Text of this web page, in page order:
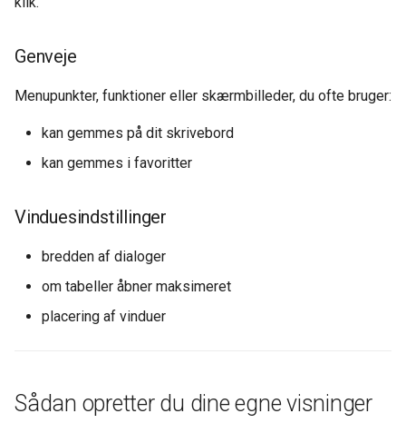
Genveje
Menupunkter, funktioner eller skærmbilleder, du ofte bruger:
kan gemmes på dit skrivebord
kan gemmes i favoritter
Vinduesindstillinger
bredden af dialoger
om tabeller åbner maksimeret
placering af vinduer
Sådan opretter du dine egne visninger